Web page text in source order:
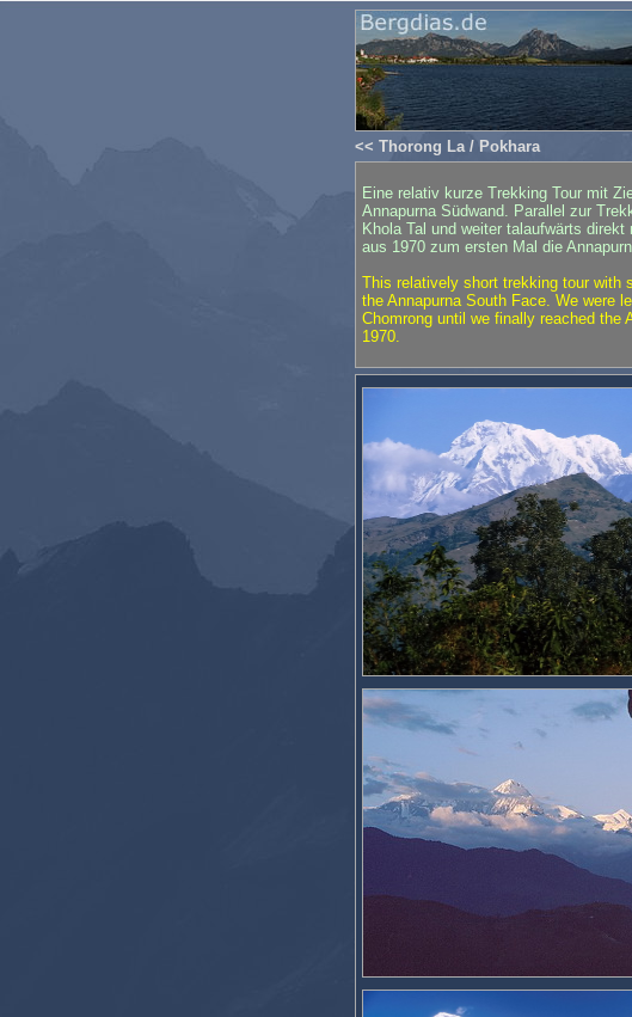
<< Thorong La / Pokhara
Eine relativ kurze Trekking Tour mit
Annapurna Südwand. Parallel zur
Khola Tal und weiter talaufwärts
aus 1970 zum ersten Mal die
This relatively short trekking tour with
the Annapurna South Face. We were
Chomrong until we finally reached the
1970.